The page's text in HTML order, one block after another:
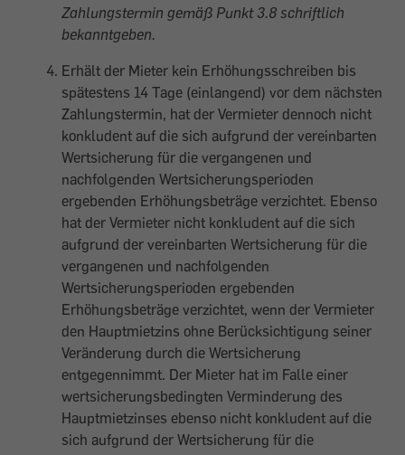
Zahlungstermin gemäß Punkt 3.8 schriftlich
bekanntgeben.
Erhält der Mieter kein Erhöhungsschreiben bis
spätestens 14 Tage (einlangend) vor dem nächsten
Zahlungstermin, hat der Vermieter dennoch nicht
konkludent auf die sich aufgrund der vereinbarten
Wertsicherung für die vergangenen und
nachfolgenden Wertsicherungsperioden
ergebenden Erhöhungsbeträge verzichtet. Ebenso
hat der Vermieter nicht konkludent auf die sich
aufgrund der vereinbarten Wertsicherung für die
vergangenen und nachfolgenden
Wertsicherungsperioden ergebenden
Erhöhungsbeträge verzichtet, wenn der Vermieter
den Hauptmietzins ohne Berücksichtigung seiner
Veränderung durch die Wertsicherung
entgegennimmt. Der Mieter hat im Falle einer
wertsicherungsbedingten Verminderung des
Hauptmietzinses ebenso nicht konkludent auf die
sich aufgrund der Wertsicherung für die